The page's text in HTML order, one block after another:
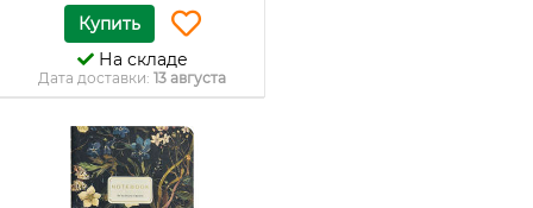
Купить
На складе
Дата доставки: 13 августа